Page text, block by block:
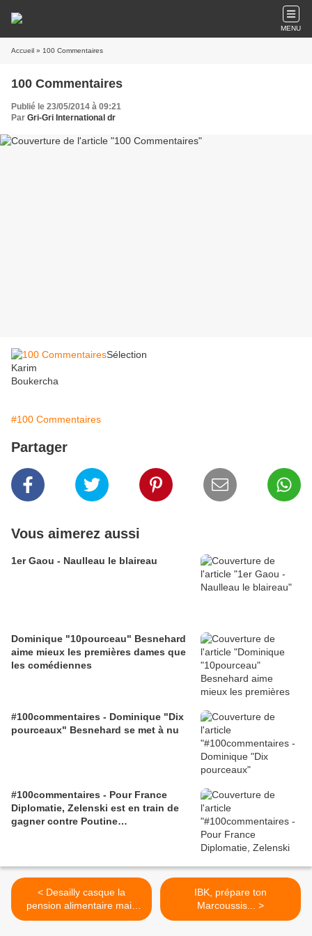
MENU
Accueil » 100 Commentaires
100 Commentaires
Publié le 23/05/2014 à 09:21
Par Gri-Gri International dr
Sélection
Karim
Boukercha
#100 Commentaires
Partager
Vous aimerez aussi
1er Gaou - Naulleau le blaireau
Dominique "10pourceau" Besnehard
aime mieux les premières dames que
les comédiennes
#100commentaires - Dominique "Dix
pourceaux" Besnehard se met à nu
#100commentaires - Pour France
Diplomatie, Zelenski est en train de
gagner contre Poutine…
< Desailly casque la
pension alimentaire mais
veut pas reconnaître
IBK, prépare ton
Marcoussis... >